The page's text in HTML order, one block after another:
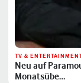
TV &
Neu auf
Monatsübe…